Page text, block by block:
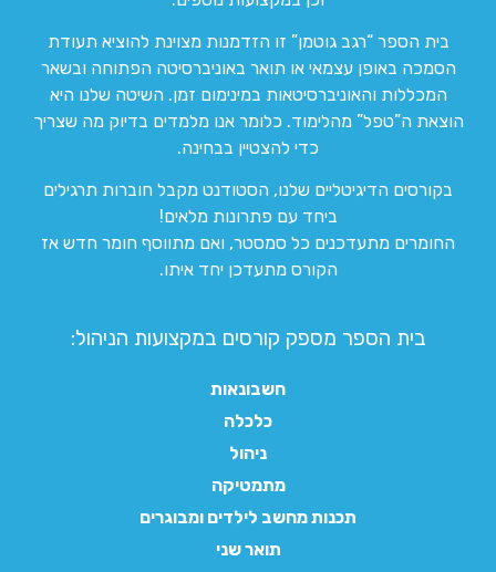
בית הספר “רגב גוטמן” זו הזדמנות מצוינת להוציא תעודת
הסמכה באופן עצמאי או תואר באוניברסיטה הפתוחה ובשאר
המכללות והאוניברסיטאות במינימום זמן. השיטה שלנו היא
הוצאת ה”טפל” מהלימוד. כלומר אנו מלמדים בדיוק מה שצריך
כדי להצטיין בבחינה.
בקורסים הדיגיטליים שלנו, הסטודנט מקבל חוברות תרגילים
ביחד עם פתרונות מלאים!
החומרים מתעדכנים כל סמסטר, ואם מתווסף חומר חדש אז
הקורס מתעדכן יחד איתו.
בית הספר מספק קורסים במקצועות הניהול:
חשבונאות
כלכלה
ניהול
מתמטיקה
תכנות מחשב לילדים ומבוגרים
תואר שני